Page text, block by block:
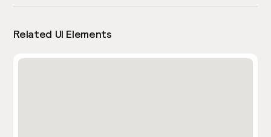
Related UI Elements